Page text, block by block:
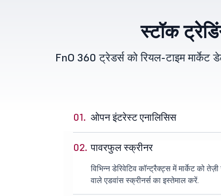
स्टॉक
FnO 360 ट्रेडर्स को रियल-टाइम
01. ओपन इंटरेस्ट एनालिसिस
02. पावरफुल स्क्रीनर
विभिन्न डेरिवेटिव कॉन्ट्रैक्ट्स में मार्केट को
वाले एडवांस स्क्रीनर्स का इस्तेमाल करें.